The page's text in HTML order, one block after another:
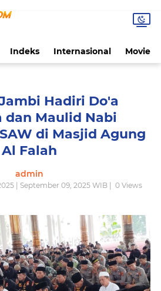
Indeks Internasional Movie
Hadiri Do'a
dan Maulid Nabi
di Masjid Agung
Al Falah
admin
| September 09, 2025 WIB | 0Views